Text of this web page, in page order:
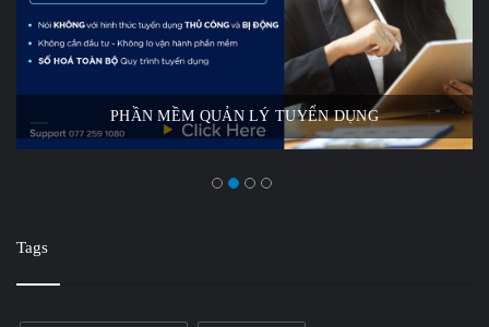
PHẦN MỀM QUẢN LÝ TUYỂN DỤNG
Tags